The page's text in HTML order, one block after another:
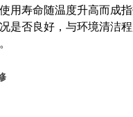
用寿命随温度升高而成
是否良好，与环境清洁